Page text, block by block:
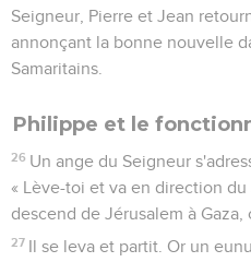
Seigneur, Pierre et Jean
annonçant la bonne nouvelle
Samaritains.
Philippe et le
26 Un ange du Seigneur
« Lève-toi et va en direction
descend de Jérusalem à
27 Il se leva et partit. Or un